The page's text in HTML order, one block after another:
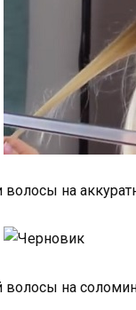
волосы на
волосы на